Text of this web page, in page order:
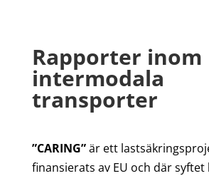
Rapporter inom
intermodala
transporter
”CARING”är ett
finansierats av EU och där